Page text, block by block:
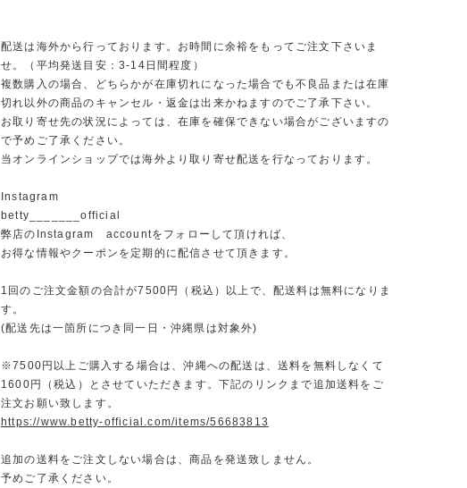
配送は海外から行っております。お時間に余裕をもってご注文下さいま
せ。（平均発送目安：3-14日間程度）
複数購入の場合、どちらかが在庫切れになった場合でも不良品または在庫
切れ以外の商品のキャンセル・返金は出来かねますのでご了承下さい。
お取り寄せ先の状況によっては、在庫を確保できない場合がございますの
で予めご了承ください。
当オンラインショップでは海外より取り寄せ配送を行なっております。
Instagram
betty_______official
弊店のInstagram accountをフォローして頂ければ、
お得な情報やクーポンを定期的に配信させて頂きます。
1回のご注文金額の合計が7500円（税込）以上で、配送料は無料になりま
す。
(配送先は一箇所につき同一日・沖縄県は対象外)
※7500円以上ご購入する場合は、沖縄への配送は、送料を無料しなくて
1600円（税込）とさせていただきます。下記のリンクまで追加送料をご
注文お願い致します。
https://www.betty-official.com/items/56683813
追加の送料をご注文しない場合は、商品を発送致しません。
予めご了承ください。